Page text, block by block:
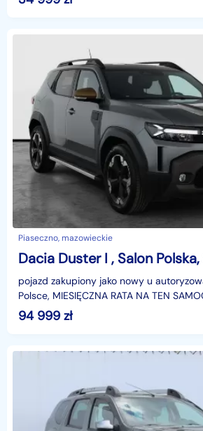
Piaseczno, mazowieckie
pojazd zakupiony jako nowy u
Polsce, MIESIĘCZNA RATA NA TEN SAMOCHÓD JUŻ OD 565
PLN*Podana w ogłoszeniu lokalizacja
94 999 zł